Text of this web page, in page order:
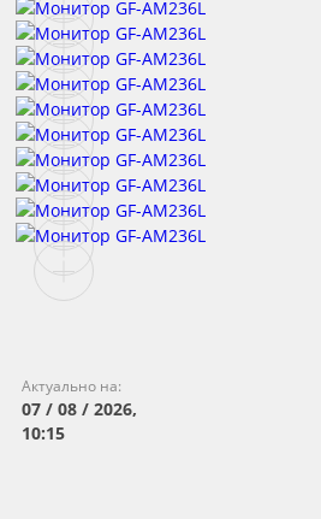
Актуально на:
07 / 08 / 2026,
10:15